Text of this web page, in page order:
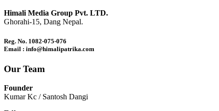
Himali Media Group Pvt. LTD.
Ghorahi-15, Dang Nepal.
Reg. No. 1082-075-076
Email : info@himalipatrika.com
Our Team
Founder
Kumar Kc / Santosh Dangi